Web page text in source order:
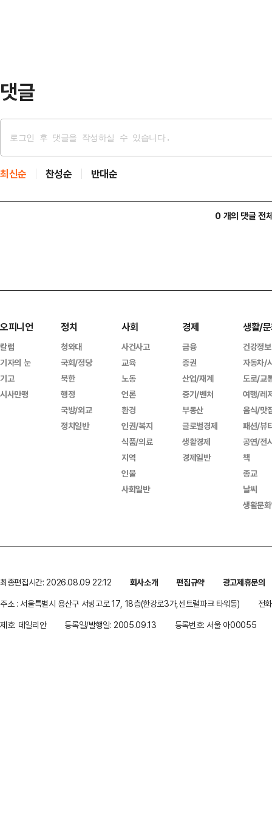
댓글
최신순 찬성순 반대순
0 개의 댓글 전
오피니언
칼럼
기자의 눈
기고
시사만평
정치
청와대
국회/정당
북한
행정
국방/외교
정치일반
사회
사건사고
교육
노동
언론
환경
인권/복지
식품/의료
지역
인물
사회일반
경제
금융
증권
산업/재계
중기/벤처
부동산
글로벌경제
생활경제
경제일반
생활/
건강정보
자동차/
도로/교
여행/레
음식/맛
패션/뷰
공연/전
책
종교
날씨
생활문
최종편집시간: 2026.08.09 22:12 회사소개 편집규약
광고제휴문의
주소 : 서울특별시 용산구 서빙고로 17, 18층(한강로3가,센트럴파크 타워동)
전
제호: 데일리안
등록일/발행일: 2005.09.13 등록번호: 서울 아00055